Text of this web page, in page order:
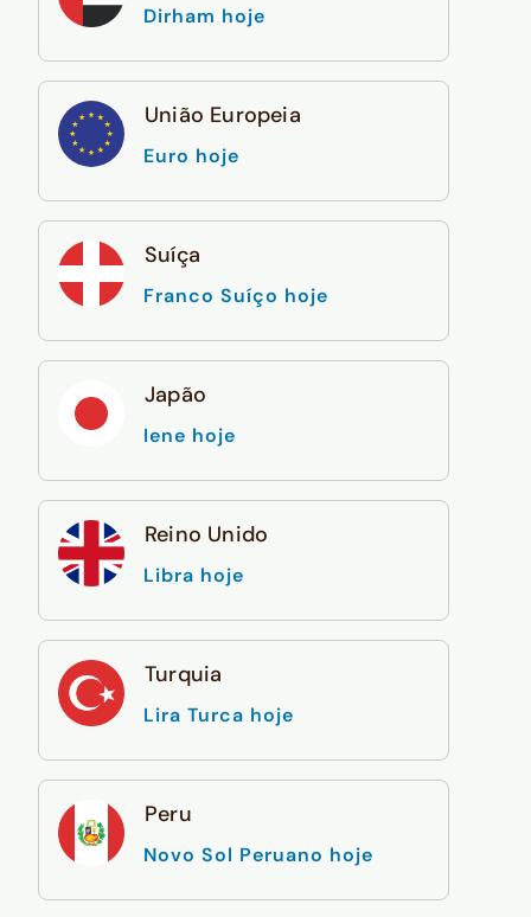
Dirham hoje
União Europeia
Euro hoje
Suíça
Franco Suíço hoje
Japão
Iene hoje
Reino Unido
Libra hoje
Turquia
Lira Turca hoje
Peru
Novo Sol Peruano hoje